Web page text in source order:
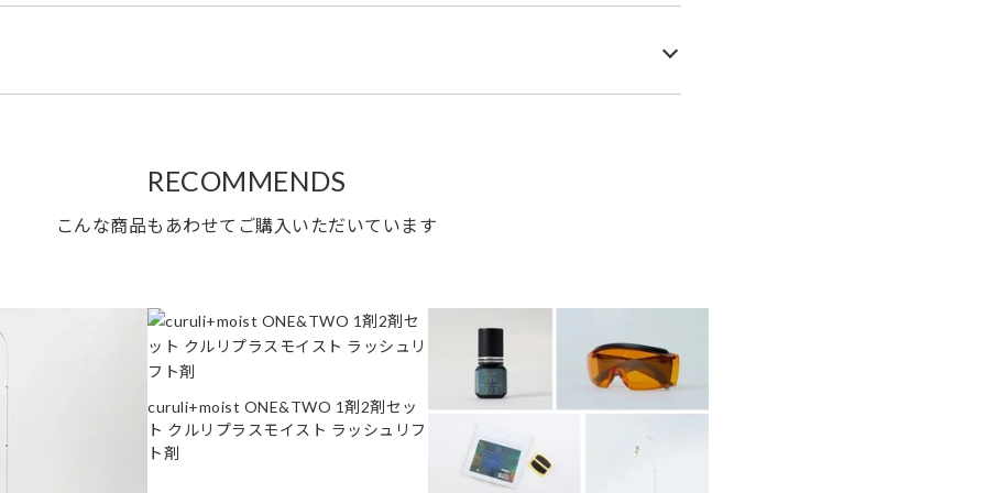
RECOMMENDS
こんな商品もあわせてご購入いただいています
curuli+moist ONE&TWO 1剤2剤セッ
ト クルリプラスモイスト ラッシュリフ
ト剤